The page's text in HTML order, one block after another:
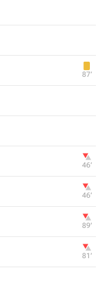
87‎’‎
46‎’‎
46‎’‎
89‎’‎
81‎’‎